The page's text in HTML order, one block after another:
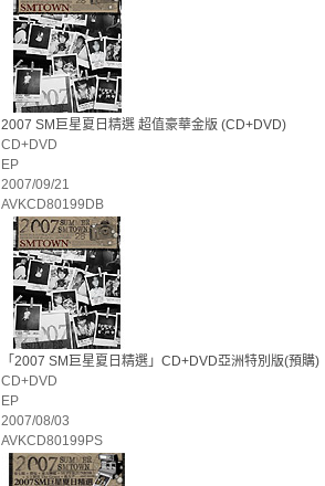
2007 SM巨星夏日精選 超值豪華金版 (CD+DVD)
CD+DVD
EP
2007/09/21
AVKCD80199DB
「2007 SM巨星夏日精選」CD+DVD亞洲特別版(預購)
CD+DVD
EP
2007/08/03
AVKCD80199PS